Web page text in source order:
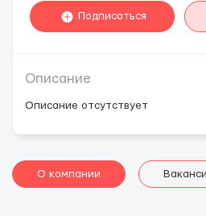
Подписаться
Описание
Описание отсутствует
О компании